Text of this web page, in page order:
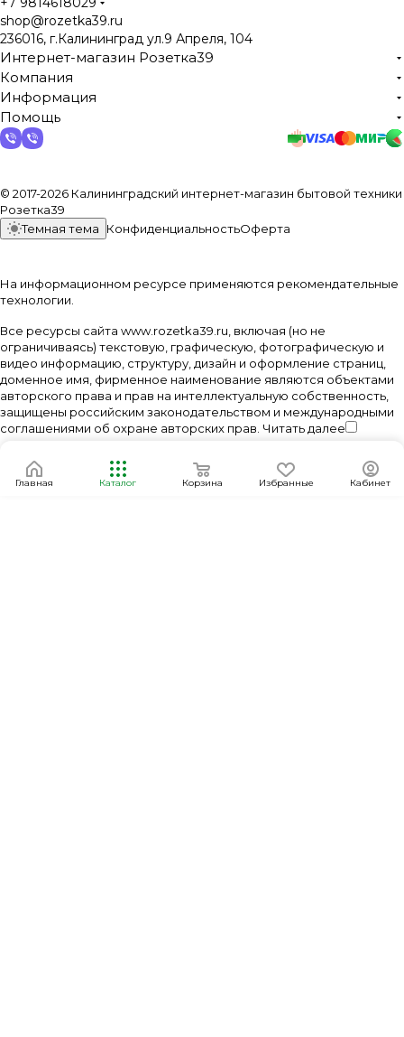
shop@rozetka39.ru
236016, г.Калининград ул.9 Апреля, 104
Интернет-магазин Розетка39
Компания
Информация
Помощь
© 2017-2026 Калининградский интернет-магазин бытовой техники
Розетка39
Темная тема
КонфиденциальностьОферта
На информационном ресурсе применяются рекомендательные
технологии
Все ресурсы сайта www.rozetka39.ru, включая (но не
ограничиваясь) текстовую, графическую, фотографическую и
видео информацию, структуру, дизайн и оформление страниц,
доменное имя, фирменное наименование являются объектами
авторского права и прав на интеллектуальную собственность,
защищены российским законодательством и международными
соглашениями об охране авторских прав. Читать далее
Главная Каталог Корзина Избранные Кабинет